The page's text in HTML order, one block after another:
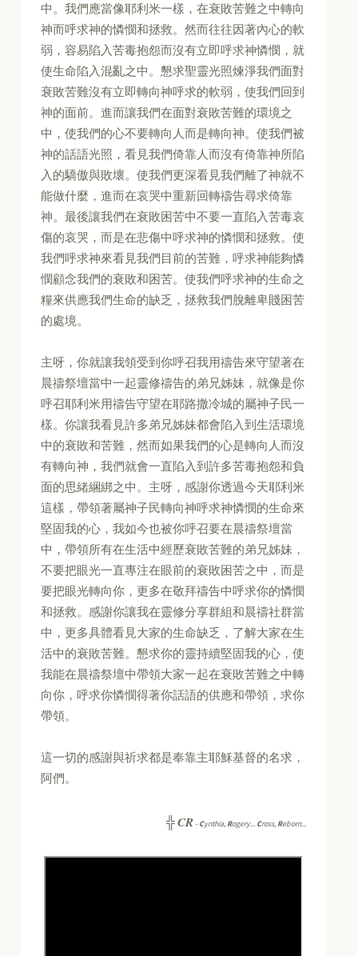
中。我們應當像耶利米一樣，在衰敗苦難之中轉向
神而呼求神的憐憫和拯救。然而往往因著內心的軟
弱，容易陷入苦毒抱怨而沒有立即呼求神憐憫，就
使生命陷入混亂之中。懇求聖靈光照煉淨我們面對
衰敗苦難沒有立即轉向神呼求的軟弱，使我們回到
神的面前。進而讓我們在面對衰敗苦難的環境之
中，使我們的心不要轉向人而是轉向神。使我們被
神的話語光照，看見我們倚靠人而沒有倚靠神所陷
入的驕傲與敗壞。使我們更深看見我們離了神就不
能做什麼，進而在哀哭中重新回轉禱告尋求倚靠
神。最後讓我們在衰敗困苦中不要一直陷入苦毒哀
傷的哀哭，而是在悲傷中呼求神的憐憫和拯救。使
我們呼求神來看見我們目前的苦難，呼求神能夠憐
憫顧念我們的衰敗和困苦。使我們呼求神的生命之
糧來供應我們生命的缺乏，拯救我們脫離卑賤困苦
的處境。
主呀，你就讓我領受到你呼召我用禱告來守望著在
晨禱祭壇當中一起靈修禱告的弟兄姊妹，就像是你
呼召耶利米用禱告守望在耶路撒冷城的屬神子民一
樣。你讓我看見許多弟兄姊妹都會陷入到生活環境
中的衰敗和苦難，然而如果我們的心是轉向人而沒
有轉向神，我們就會一直陷入到許多苦毒抱怨和負
面的思緒綑綁之中。主呀，感謝你透過今天耶利米
這樣，帶領著屬神子民轉向神呼求神憐憫的生命來
堅固我的心，我如今也被你呼召要在晨禱祭壇當
中，帶領所有在生活中經歷衰敗苦難的弟兄姊妹，
不要把眼光一直專注在眼前的衰敗困苦之中，而是
要把眼光轉向你，更多在敬拜禱告中呼求你的憐憫
和拯救。感謝你讓我在靈修分享群組和晨禱社群當
中，更多具體看見大家的生命缺乏，了解大家在生
活中的衰敗苦難。懇求你的靈持續堅固我的心，使
我能在晨禱祭壇中帶領大家一起在衰敗苦難之中轉
向你，呼求你憐憫得著你話語的供應和帶領，求你
帶領。
這一切的感謝與祈求都是奉靠主耶穌基督的名求，
阿們。
╬CR -Cynthia, Rogery... Cross, Reborn...